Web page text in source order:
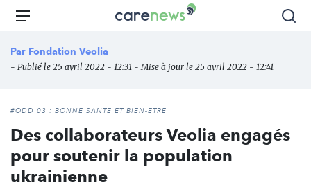
Aller
principal
Carenews,
des
l'engagement
Menu
Par Fondation Veolia
- Publié le 25 avril 2022 - 12:31 - Mise à jour le 25 avril 2022 - 12:41
#ODD 03 : BONNE SANTÉ ET BIEN-ÊTRE
Des collaborateurs Veolia engagés
pour soutenir la population
ukrainienne